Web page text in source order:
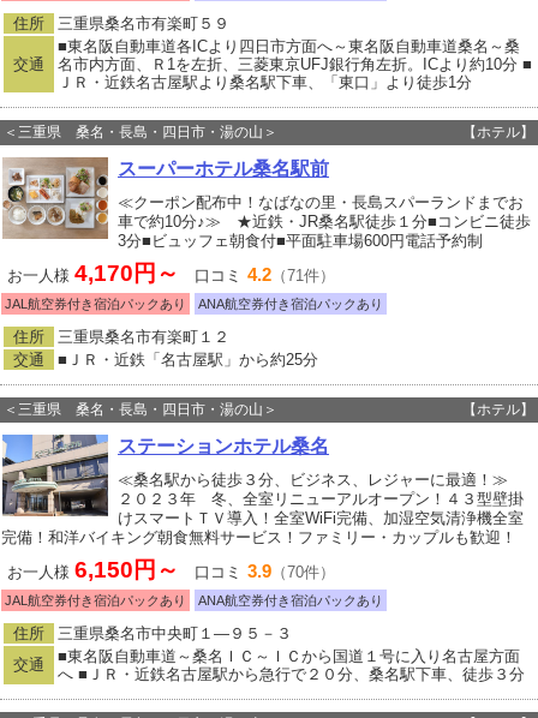
住所 三重県桑名市有楽町５９
交通
■東名阪自動車道各ICより四日市方面へ～東名阪自動車道桑名～桑
名市内方面、Ｒ1を左折、三菱東京UFJ銀行角左折。ICより約10分 ■
ＪＲ・近鉄名古屋駅より桑名駅下車、「東口」より徒歩1分
＜三重県 桑名・長島・四日市・湯の山＞ 【ホテル】
スーパーホテル桑名駅前
≪クーポン配布中！なばなの里・長島スパーランドまでお
車で約10分♪≫ ★近鉄・JR桑名駅徒歩１分■コンビニ徒歩
3分■ビュッフェ朝食付■平面駐車場600円電話予約制
お一人様 4,170円～ 口コミ 4.2 （71件）
JAL航空券付き宿泊パックあり ANA航空券付き宿泊パックあり
住所
三重県桑名市有楽町１２
交通
■ＪＲ・近鉄「名古屋駅」から約25分
＜三重県 桑名・長島・四日市・湯の山＞ 【ホテル】
ステーションホテル桑名
≪桑名駅から徒歩３分、ビジネス、レジャーに最適！≫
２０２３年 冬、全室リニューアルオープン！４３型壁掛
けスマートＴＶ導入！全室WiFi完備、加湿空気清浄機全室
完備！和洋バイキング朝食無料サービス！ファミリー・カップルも歓迎！
お一人様 6,150円～ 口コミ 3.9 （70件）
JAL航空券付き宿泊パックあり ANA航空券付き宿泊パックあり
住所
三重県桑名市中央町１―９５－３
交通
■東名阪自動車道～桑名ＩＣ～ＩＣから国道１号に入り名古屋方面
へ ■ＪＲ・近鉄名古屋駅から急行で２０分、桑名駅下車、徒歩３分